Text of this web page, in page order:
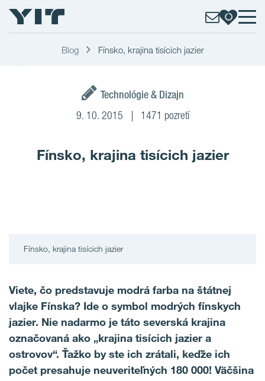
Blog Fínsko, krajina tisícich jazier
Technológie & Dizajn
9. 10. 2015 1471 pozretí
Fínsko, krajina tisícich jazier
Fínsko, krajina tisícich jazier
Viete, čo predstavuje modrá farba na štátnej
vlajke Fínska? Ide o symbol modrých fínskych
jazier. Nie nadarmo je táto severská krajina
označovaná ako „krajina tisícich jazier a
ostrovov“. Ťažko by ste ich zrátali, keďže ich
počet presahuje neuveriteľných 180 000! Väčšina